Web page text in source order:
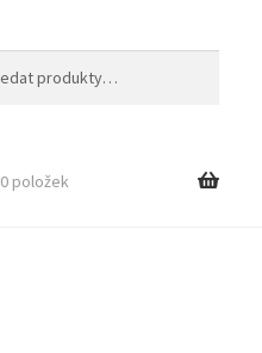
0 položek